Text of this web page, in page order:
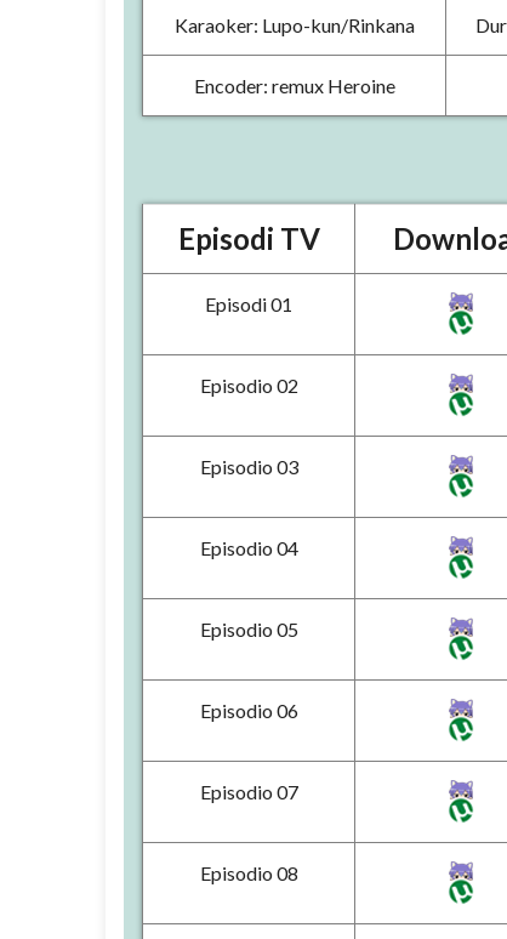
Karaoker: Lupo-kun/Rinkana
Encoder: remux Heroine
Episodi TV
Episodi 01
Episodio 02
Episodio 03
Episodio 04
Episodio 05
Episodio 06
Episodio 07
Episodio 08